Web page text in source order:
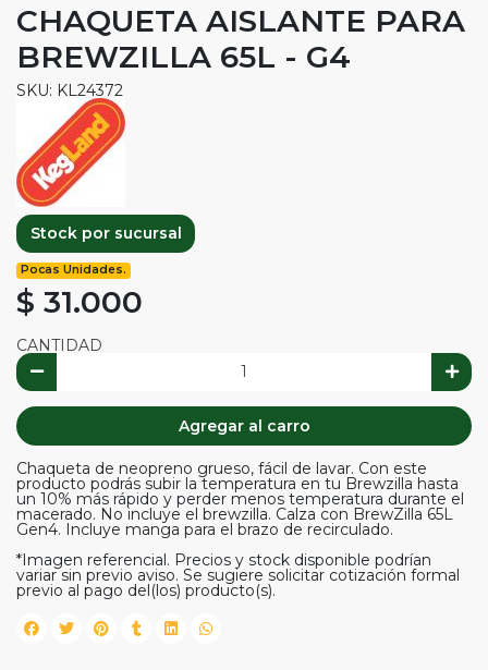
CHAQUETA AISLANTE PARA
BREWZILLA 65L - G4
SKU: KL24372
Stock por sucursal
Pocas Unidades.
$ 31.000
CANTIDAD
Agregar al carro
Chaqueta de neopreno grueso, fácil de lavar. Con este
producto podrás subir la temperatura en tu Brewzilla hasta
un 10% más rápido y perder menos temperatura durante el
macerado. No incluye el brewzilla. Calza con BrewZilla 65L
Gen4. Incluye manga para el brazo de recirculado.
*Imagen referencial. Precios y stock disponible podrían
variar sin previo aviso. Se sugiere solicitar cotización formal
previo al pago del(los) producto(s).